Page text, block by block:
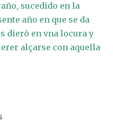
sucedido en la
año en que se da
dierõ en vna locura y
alçarse con aquella